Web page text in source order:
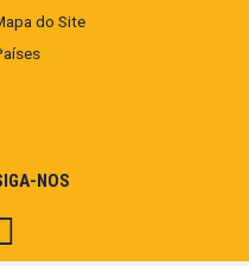
do Site
NOS